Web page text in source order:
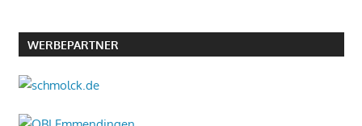
WERBEPARTNER